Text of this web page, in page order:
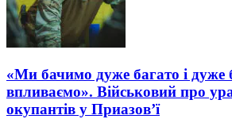
«Ми бачимо дуже багато і дуже
впливаємо». Військовий про
окупантів у Приазов’ї